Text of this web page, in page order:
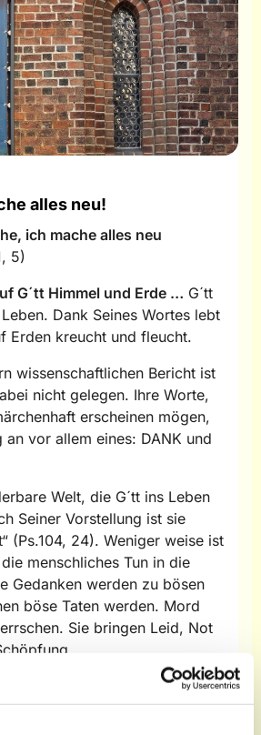
alles neu!
ich mache alles neu
5)
G´tt Himmel und Erde … G´tt
Dank Seines Wortes lebt
Erden kreucht und fleucht.
wissenschaftlichen Bericht ist
nicht gelegen. Ihre Worte,
erscheinen mögen,
an vor allem eines: DANK und
Welt, die G´tt ins Leben
Seiner Vorstellung ist sie
(Ps.104, 24). Weniger weise ist
menschliches Tun in die
Gedanken werden zu bösen
böse Taten werden. Mord
Sie bringen Leid, Not
manche Worte biblischer
verschweigen sie